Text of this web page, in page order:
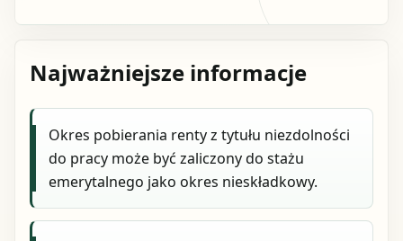
Najważniejsze informacje
Okres pobierania renty z tytułu niezdolności
do pracy może być zaliczony do stażu
emerytalnego jako okres nieskładkowy.